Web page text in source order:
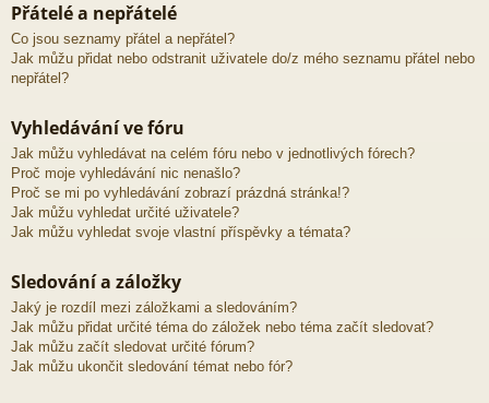
Přátelé a nepřátelé
Co jsou seznamy přátel a nepřátel?
Jak můžu přidat nebo odstranit uživatele do/z mého seznamu přátel nebo
nepřátel?
Vyhledávání ve fóru
Jak můžu vyhledávat na celém fóru nebo v jednotlivých fórech?
Proč moje vyhledávání nic nenašlo?
Proč se mi po vyhledávání zobrazí prázdná stránka!?
Jak můžu vyhledat určité uživatele?
Jak můžu vyhledat svoje vlastní příspěvky a témata?
Sledování a záložky
Jaký je rozdíl mezi záložkami a sledováním?
Jak můžu přidat určité téma do záložek nebo téma začít sledovat?
Jak můžu začít sledovat určité fórum?
Jak můžu ukončit sledování témat nebo fór?